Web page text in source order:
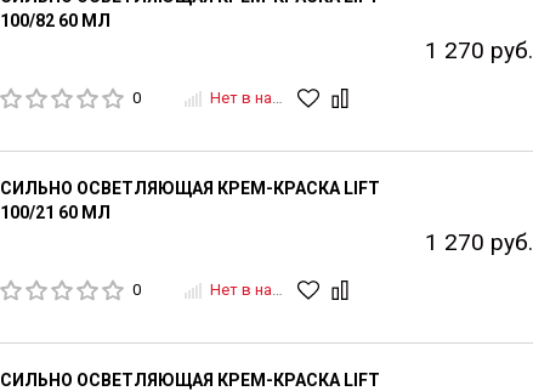
100/82 60 МЛ
0 Нет в наличии
1 270 руб.
СИЛЬНО ОСВЕТЛЯЮЩАЯ КРЕМ-КРАСКА LIFT
100/21 60 МЛ
0 Нет в наличии
1 270 руб.
СИЛЬНО ОСВЕТЛЯЮЩАЯ КРЕМ-КРАСКА LIFT